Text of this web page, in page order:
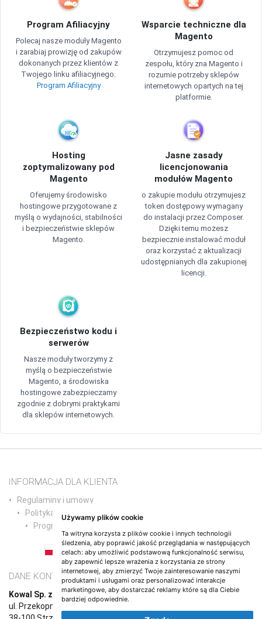
Używamy plików cookie
Ta witryna korzysta z plików cookie i innych technologii
śledzenia, aby poprawić jakość przeglądania w następujących
celach: aby umożliwić podstawową funkcjonalność serwisu,
aby zapewnić lepsze wrażenia z korzystania ze strony
internetowej aby zmierzyć Twoje zainteresowanie naszymi
produktami i usługami oraz personalizować interakcje
marketingowe, aby dostarczać reklamy które są dla Ciebie
bardziej odpowiednie.
Program Afiliacyjny
Polecaj nasze moduły Magento
i zarabiaj prowizję od zakupów
dokonanych przez klientów z
Twojego linku afiliacyjnego.
Program Afiliacyjny
Wsparcie techniczne dla
Magento
Otrzymujesz pomoc od
zespołu, który zna Magento i
rozumie potrzeby sklepów
internetowych opartych na tej
platformie.
Hosting
zoptymalizowany pod
Magento
Oferujemy środowisko
hostingowe przygotowane z
myślą o wydajności, stabilności
i bezpieczeństwie sklepów
Magento.
Jasne zasady
licencjonowania
modułów Magento
o zakupie modułu otrzymujesz
token dostępowy wymagany
do instalacji przez Composer.
Dzięki temu możesz
bezpiecznie instalować moduł
oraz korzystać z aktualizacji
udostępnianych dla zakupionej
licencji.
Bezpieczeństwo kodu i
serwerów
Nasze moduły tworzymy z
myślą o bezpieczeństwie
Magento, a środowiska
hostingowe zabezpieczamy
zgodnie z dobrymi praktykami
dla sklepów internetowych.
INFORMACJA DLA KLIENTA
Regulaminy i umowy
Polityka prywatności
Program partnerski
PL EN DE NL ES IT FR RO PT
DANE KONTAKTOWE
Kowal Sp. z o.o.
ul. Przekopna 6/1,